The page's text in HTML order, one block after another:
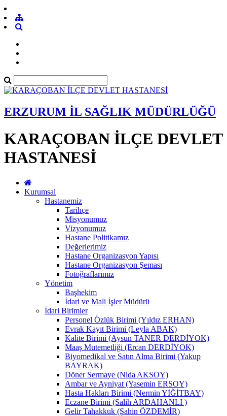
ERZURUM İL SAĞLIK MÜDÜRLÜĞÜ
KARAÇOBAN İLÇE DEVLET
HASTANESİ
Kurumsal
Hastanemiz
Tarihçe
Misyonumuz
Vizyonumuz
Hastane Politikamız
Değerlerimiz
Hastane Organizasyon Yapısı
Hastane Organizasyon Şeması
Fotoğraflarımız
Yönetim
Başhekim
İdari ve Mali İşler Müdürü
İdari Birimler
Personel Özlük Birimi (Yıldız ERHAN)
Evrak Kayıt Birimi (Leyla ABAK)
Kalite Birimi (Aysun TANER DERDİYOK)
Maaş Mutemetliği (Ercan DERDİYOK)
Biyomedikal ve Satın Alma Birimi (Yakup
BAYRAK)
Döner Sermaye (Nida AKSOY)
Ambar ve Ayniyat (Yasemin ERSOY)
Hasta Hakları Birimi (Nermin YİĞİTBAY)
Eczane Birimi (Salih ARDAHANLI )
Gelir Tahakkuk (Şahin ÖZDEMİR)